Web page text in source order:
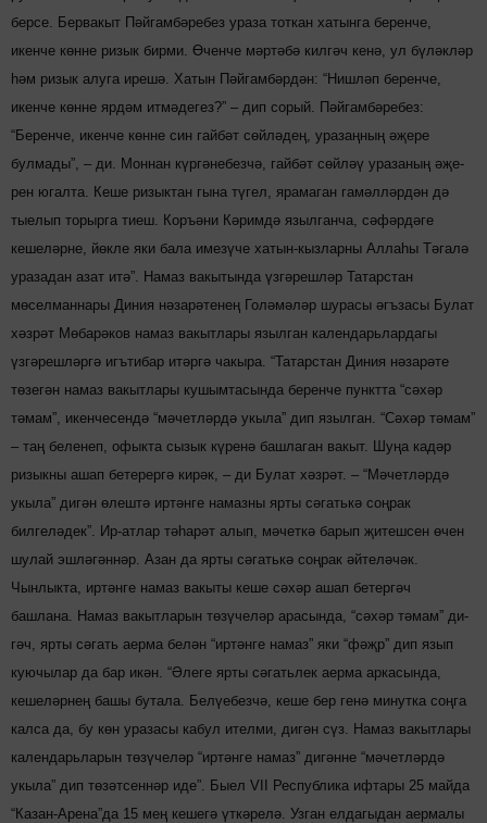
берсе. Бервакыт Пәйгамбәребез ураза тоткан хатынга беренче,
икенче көнне ризык бирми. Өченче мәртәбә килгәч кенә, ул бүләкләр
һәм ризык алуга ирешә. Хатын Пәйгамбәрдән: “Ниш­­ләп беренче,
икенче көнне ярдәм итмә­дегез?” – дип сорый. Пәйгам­бә­ребез:
“Беренче, икенче көнне син гайбәт сөйләдең, ура­заңның әҗере
булмады”, – ди. Моннан күргәне­безчә, гай­бәт сөйләү уразаның әҗе­
рен югалта. Кеше ризыктан гына тү­гел, ярамаган га­мәлләрдән дә
тыелып торырга тиеш. Коръәни Кәрим­дә язылганча, сәфәрдәге
кешеләрне, йөкле яки бала имезүче хатын-кызларны Аллаһы Тәгалә
уразадан азат итә”. Намаз вакытында үзгәрешләр Татарстан
мөселманнары Диния нәзарәтенең Голәмәләр шурасы әгъзасы Булат
хәзрәт Мөбарәков намаз вакытлары язылган календарьлардагы
үзгәрешләргә игътибар итәргә чакыра. “Татарстан Диния нәзарәте
төзегән намаз вакытлары кушымтасында беренче пунктта “сәхәр
тәмам”, икенчесендә “мәчет­ләрдә укыла” дип язылган. “Сәхәр тәмам”
– таң беленеп, офыкта сызык күренә башлаган вакыт. Шуңа кадәр
ризыкны ашап бетерергә кирәк, – ди Булат хәзрәт. – “Мәчетләрдә
укыла” дигән өлештә иртәнге намазны ярты сәгатькә соңрак
билгеләдек”. Ир-атлар тәһарәт алып, мәчеткә барып җитешсен өчен
шулай эшләгәннәр. Азан да ярты сәгатькә соңрак әй­теләчәк.
Чынлыкта, иртәнге намаз вакыты кеше сәхәр ашап бетергәч
башлана. Намаз вакытларын төзү­челәр арасында, “сәхәр тәмам” ди­
гәч, ярты сәгать аерма белән “иртән­ге намаз” яки “фәҗр” дип язып
куючылар да бар икән. “Әлеге ярты сә­гать­лек аерма аркасында,
кеше­ләрнең башы бутала. Белүе­безчә, кеше бер генә минутка соңга
калса да, бу көн уразасы кабул ителми, дигән сүз. Намаз вакытлары
календарьларын төзү­челәр “иртән­ге намаз” ди­гәнне “мәчетләрдә
укыла” дип тө­зәтсен­нәр иде”. Быел VII Республика ифтары 25 май­да
“Казан-Арена”да 15 мең ке­шегә үткәрелә. Узган елдагыдан аермалы